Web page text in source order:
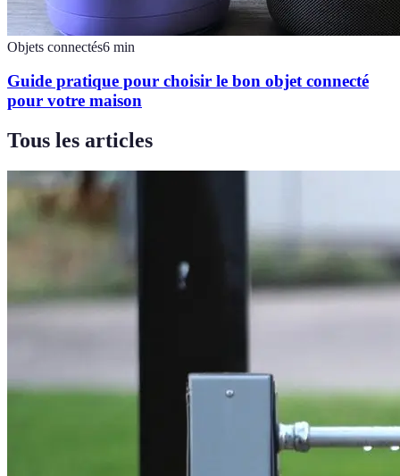
Objets connectés6 min
Guide pratique pour choisir le bon objet connecté
pour votre maison
Tous les articles